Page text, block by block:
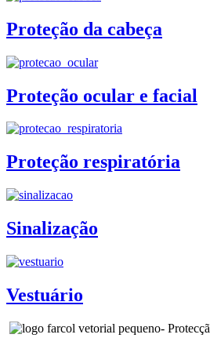
Proteção da cabeça
Proteção ocular e facial
Proteção respiratória
Sinalização
Vestuário
-